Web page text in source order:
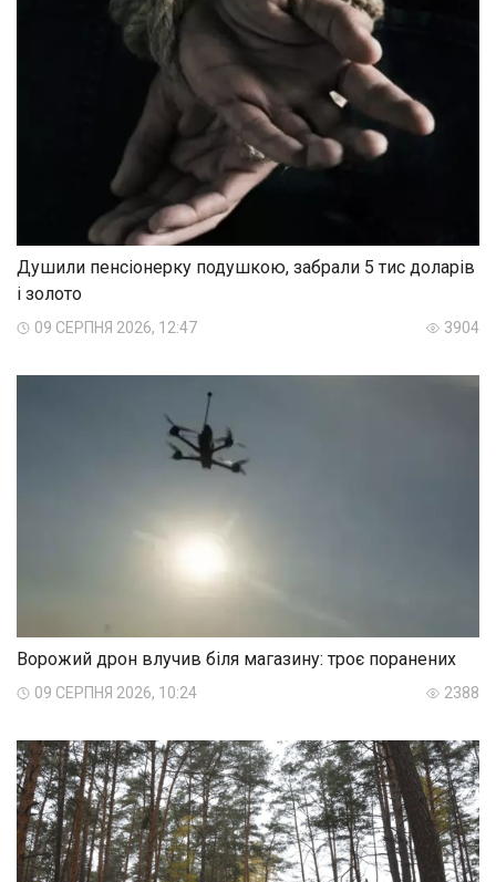
Душили пенсіонерку подушкою, забрали 5 тис доларів
і золото
09 СЕРПНЯ 2026, 12:47 3904
Ворожий дрон влучив біля магазину: троє поранених
09 СЕРПНЯ 2026, 10:24 2388